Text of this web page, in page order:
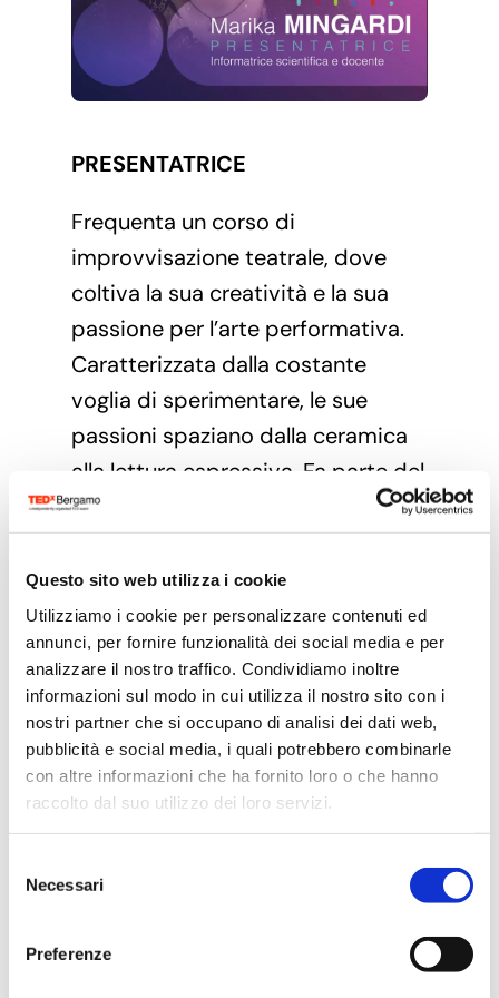
Questo sito web utilizza i cookie
Utilizziamo i cookie per personalizzare contenuti ed
annunci, per fornire funzionalità dei social media e per
analizzare il nostro traffico. Condividiamo inoltre
informazioni sul modo in cui utilizza il nostro sito con i
nostri partner che si occupano di analisi dei dati web,
pubblicità e social media, i quali potrebbero combinarle
con altre informazioni che ha fornito loro o che hanno
raccolto dal suo utilizzo dei loro servizi.
delNecessari
Preferenze
PRESENTATRICE
Frequenta un corso di
improvvisazione teatrale, dove
coltiva la sua creatività e la sua
passione per l’arte performativa.
Caratterizzata dalla costante
voglia di sperimentare, le sue
passioni spaziano dalla ceramica
alla lettura espressiva. Fa parte del
network Wonderfull Women +,
dove collabora con altre donne
per promuovere l’empowerment e
il supporto reciproco.
Torna alle Speaker